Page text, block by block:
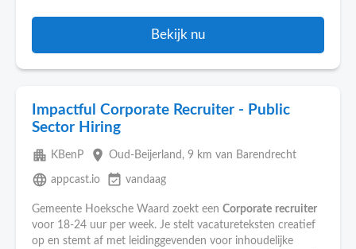
Bekijk nu
Impactful Corporate Recruiter - Public
Sector Hiring
apartment KBenP place Oud-Beijerland , 9 km van Barendrecht
language appcast.io event_available vandaag
Gemeente Hoeksche Waard zoekt een Corporate recruiter
voor 18-24 uur per week. Je stelt vacatureteksten creatief
op en stemt af met leidinggevenden voor inhoudelijke